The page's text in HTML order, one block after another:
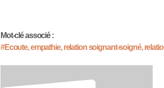
Mot-clé associé :
#Ecoute, empathie, relation soignant-soigné,